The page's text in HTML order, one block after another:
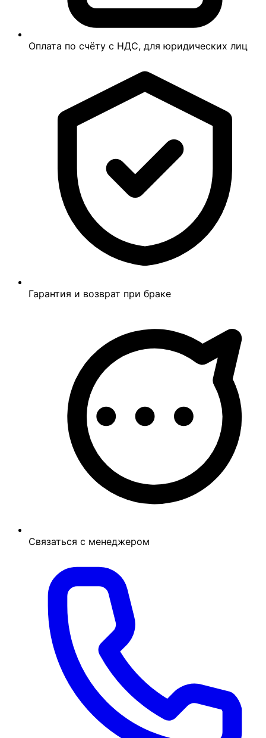
Оплата по счёту с НДС, для юридических лиц
Гарантия и возврат при браке
Связаться с менеджером